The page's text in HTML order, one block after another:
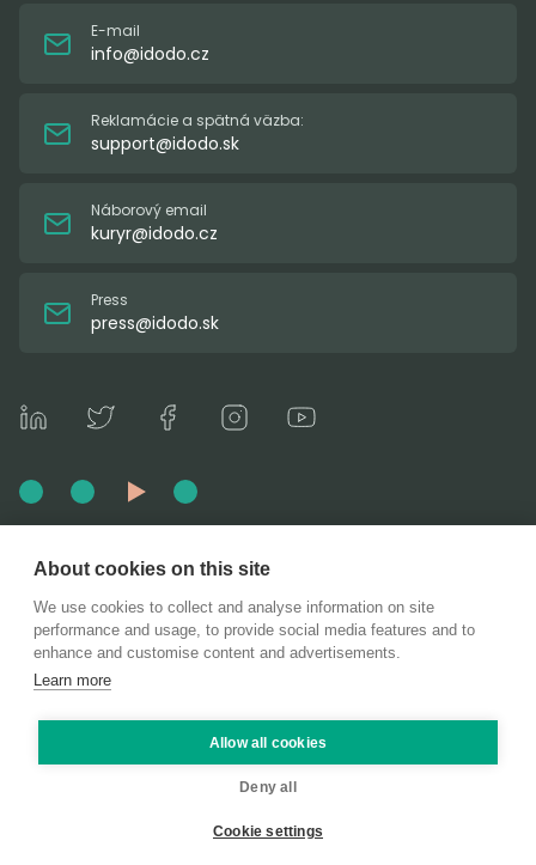
E-mail
info@idodo.cz
Reklamácie a spätná väzba:
support@idodo.sk
Náborový email
kuryr@idodo.cz
Press
press@idodo.sk
DoDo Services Slovakia | IČO: 51 885 191 | Bancíkovej
About cookies on this site
We use cookies to collect and analyse information on site
performance and usage, to provide social media features and to
enhance and customise content and advertisements.
Learn more
Allow all cookies
Deny all
Cookie settings